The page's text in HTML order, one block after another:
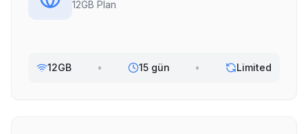
12GB Plan
12GB • 15 gün • Limited